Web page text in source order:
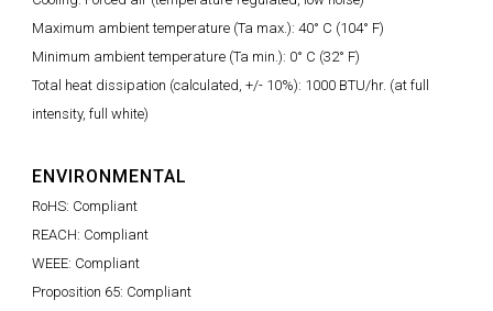
Maximum ambient temperature (Ta max.): 40° C (104° F)
Minimum ambient temperature (Ta min.): 0° C (32° F)
Total heat dissipation (calculated, +/- 10%): 1000 BTU/hr. (at full
intensity, full white)
ENVIRONMENTAL
RoHS: Compliant
REACH: Compliant
WEEE: Compliant
Proposition 65: Compliant